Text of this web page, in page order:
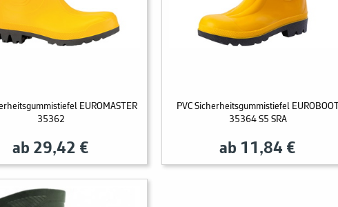
EUROMASTER
35362
ab 29,42 €
PVC Sicherheitsgummistiefel EUROBOOT
35364 S5 SRA
ab 11,84 €